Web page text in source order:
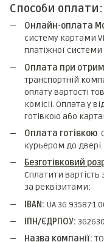
Способи оплати:
Онлайн-оплата
систему картами
платіжної
Оплата при
транспортній
оплату вартості
комicii. Оплата у
готівкою або
Оплата готівкою.
курьером до двері.
Безготівковий
Сплатити
за реквізитами:
IBAN: UA 36 935871
ІПН/ЄДРПОУ:
Назва компанії: